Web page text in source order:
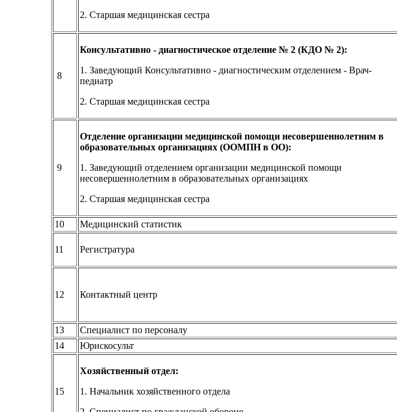
2. Старшая медицинская сестра
8
Консультативно - диагностическое отделение № 2 (КДО № 2):
1. Заведующий Консультативно - диагностическим отделением - Врач-
педиатр
2. Старшая медицинская сестра
9
Отделение организации медицинской помощи несовершеннолетним в
образовательных организациях (ООМПН в ОО):
1. Заведующий отделением организации медицинской помощи
несовершеннолетним в образовательных организациях
2. Старшая медицинская сестра
10 Медицинский статистик
11 Регистратура
12 Контактный центр
13 Специалист по персоналу
14
Юрискосульт
15
Хозяйственный отдел:
1. Начальник хозяйственного отдела